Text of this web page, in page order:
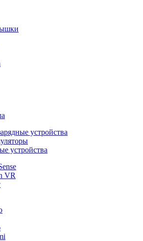
устройства
устройства
VR